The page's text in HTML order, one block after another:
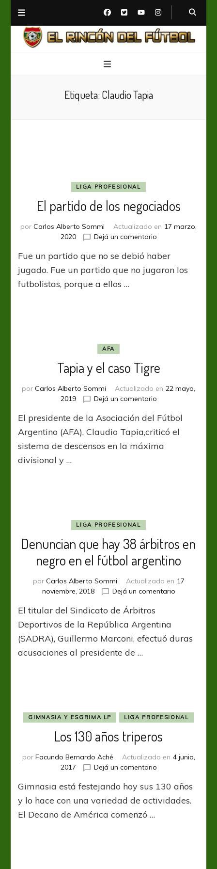
Etiqueta: Claudio Tapia
LIGA PROFESIONAL
El partido de los negociados
por Carlos Alberto Sommi Actualizado en 17 marzo,
2020
Dejá un comentarioen
partido
de
Fue un partido que no se debió haber
jugado. Fue un partido que no jugaron los
futbolistas, porque a ellos …
AFA
Tapia y el caso Tigre
por Carlos Alberto Sommi Actualizado en 22 mayo,
2019
Dejá un comentarioen
y
el
Tigre
El presidente de la Asociación del Fútbol
Argentino (AFA), Claudio Tapia,criticó el
sistema de descensos en la máxima
divisional y …
LIGA PROFESIONAL
Denuncian que hay 38 árbitros en
negro en el fútbol argentino
por Carlos Alberto Sommi Actualizado en 17
noviembre, 2018
Dejá un comentarioen
árbitros
El titular del Sindicato de Árbitros
Deportivos de la República Argentina
(SADRA), Guillermo Marconi, efectuó duras
acusaciones al presidente de …
GIMNASIA Y ESGRIMA LP LIGA PROFESIONAL
Los 130 años triperos
por Facundo Bernardo Aché Actualizado en 4 junio,
2017
Dejá un comentarioen
130
años
Gimnasia está festejando hoy sus 130 años
y lo hace con una variedad de actividades.
El Decano de América comenzó …